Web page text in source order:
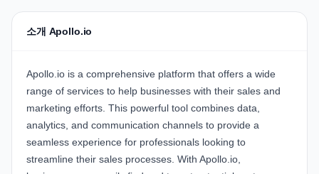
소개 Apollo.io
Apollo.io is a comprehensive platform that offers a wide
range of services to help businesses with their sales and
marketing efforts. This powerful tool combines data,
analytics, and communication channels to provide a
seamless experience for professionals looking to
streamline their sales processes. With Apollo.io,